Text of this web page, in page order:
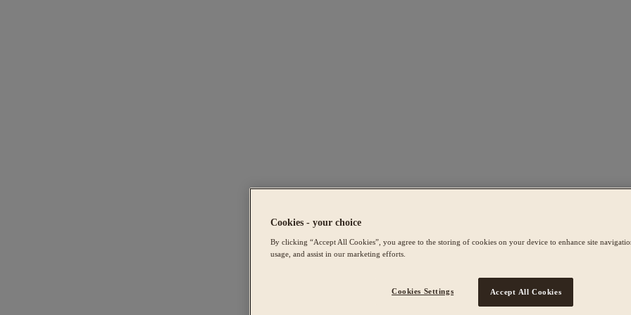
Cookies - your choice
By clicking “Accept All Cookies”, you agree to the storing of cookies on your device to enhance site
usage, and assist in our marketing efforts.
Cookies Settings Accept All Cookies